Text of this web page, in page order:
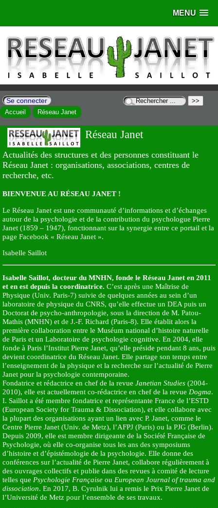
MENU
Se connecter
Accueil Réseau Janet
Réseau Janet
Actualités des structures et des personnes constituant le
Réseau Janet : organisations, associations, centres de
recherche, etc.
BIENVENUE AU RÉSEAU JANET !
Le Réseau Janet est une communauté d’informations et d’échanges
autour de la psychologie et de la contribution du psychologue Pierre
Janet (1859 – 1947), fonctionnant sur la synergie entre ce portail et la
page Facebook « Réseau Janet ».
Isabelle Saillot
Isabelle Saillot, docteur du MNHN, fonde le Réseau Janet en 2011
et en est depuis la coordinatrice. C’est après une Maîtrise de
Physique (Univ. Paris-7) suivie de quelques années au sein d’un
laboratoire de physique du CNRS, qu’elle effectue un DEA puis un
Doctorat de psycho-anthropologie, sous la direction de M. Patou-
Mathis (MNHN) et de J.-F. Richard (Paris-8). Elle établit alors la
première collaboration entre le Muséum national d’histoire naturelle
de Paris et un Laboratoire de psychologie cognitive. En 2004, elle
fonde à Paris l’Institut Pierre Janet, qu’elle préside pendant 8 ans, puis
devient coordinatrice du Réseau Janet. Elle partage son temps entre
l’enseignement de la physique et la recherche sur l’actualité de Pierre
Janet pour la psychologie contemporaine.
Fondatrice et rédactrice en chef de la revue Janetian Studies (2004-
2010), elle est actuellement co-rédactrice en chef de la revue Dogma.
I. Saillot a été membre fondatrice et représentante France de l’ESTD
(European Society for Trauma & Dissociation), et elle collabore avec
la plupart des organisations ayant un lien avec P. Janet, comme le
Centre Pierre Janet (Univ. de Metz), l’AFPJ (Paris) ou la PJG (Berlin).
Depuis 2009, elle est membre dirigeante de la Société Française de
Psychologie, où elle co-organise tous les ans des symposiums
d’histoire et d’épistémologie de la psychologie. Elle donne des
conférences sur l’actualité de Pierre Janet, collabore régulièrement à
des ouvrages collectifs et publie dans des revues à comité de lecture
telles que Psychologie Française ou European Journal of trauma and
dissociation. En 2017, B. Cyrulnik lui a remis le Prix Pierre Janet de
l’Université de Metz pour l’ensemble de ses travaux.